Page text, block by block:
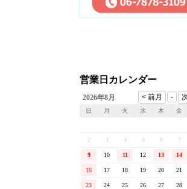
営業日カレンダー
2026年8月
日 月 火 水 木 金
2 3 4 5 6 7
9 10 11 12 13 14
16 17 18 19 20 21
23 24 25 26 27 28